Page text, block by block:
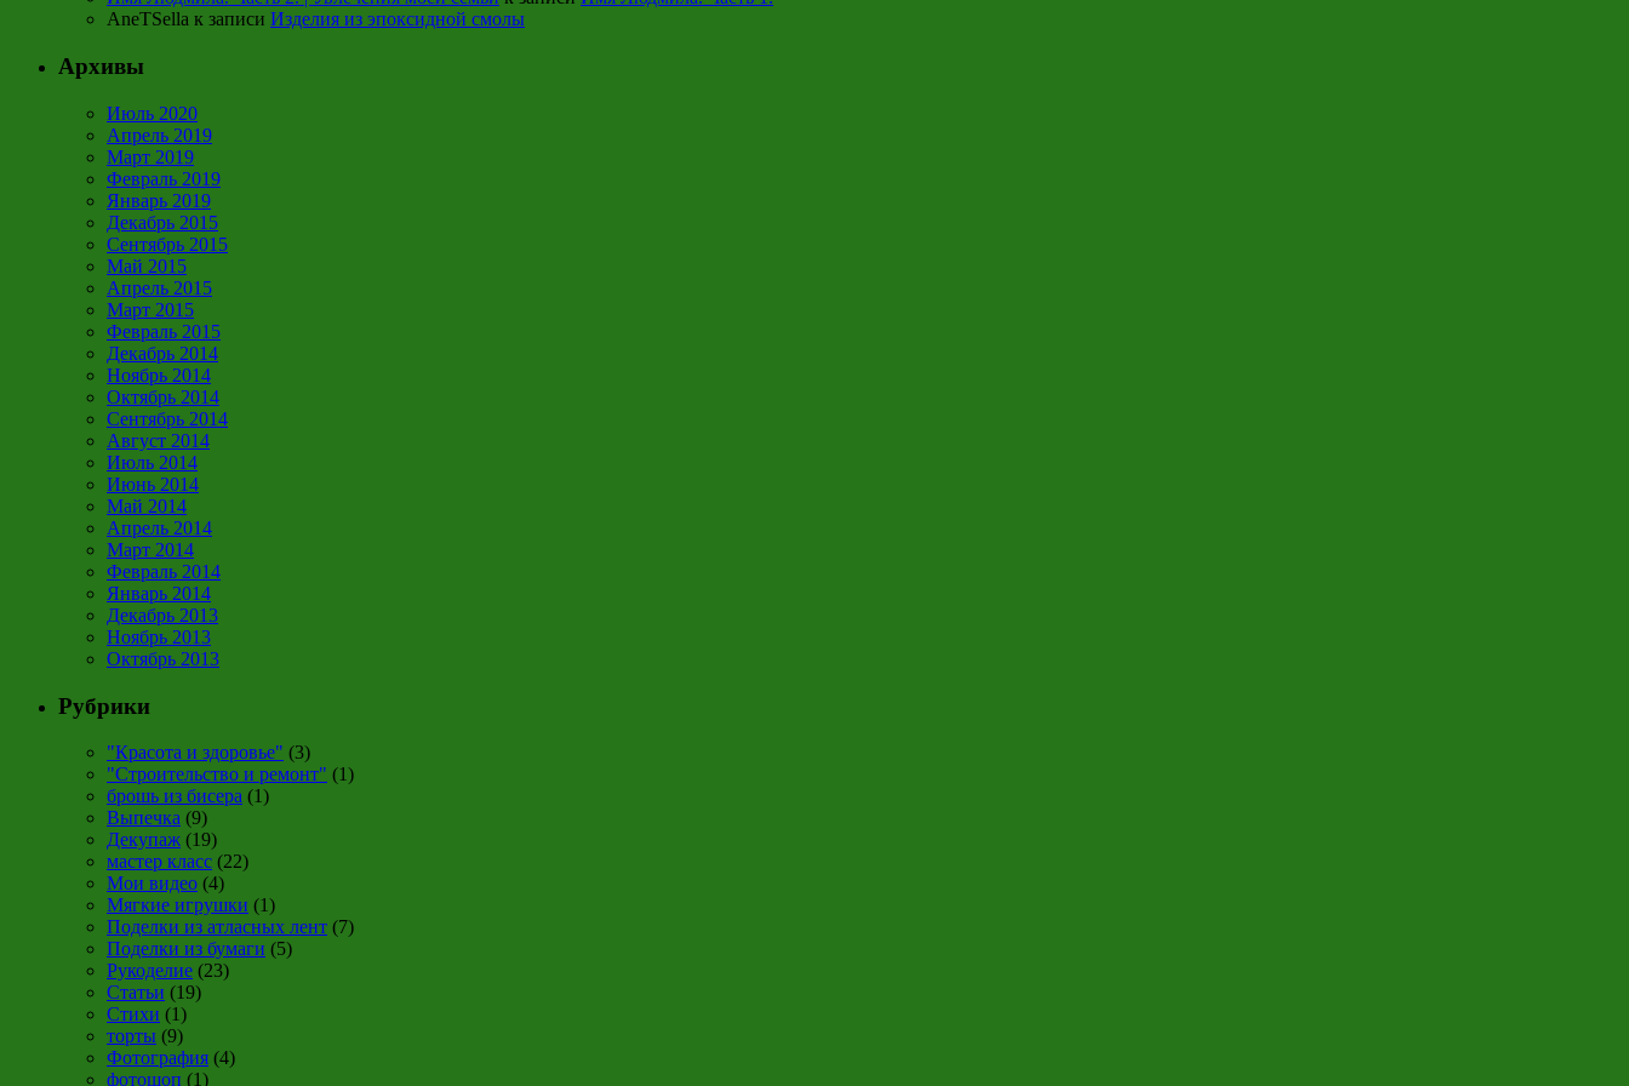
AneTSella к записи Изделия из эпоксидной смолы
Архивы
Июль 2020
Апрель 2019
Март 2019
Февраль 2019
Январь 2019
Декабрь 2015
Сентябрь 2015
Май 2015
Апрель 2015
Март 2015
Февраль 2015
Декабрь 2014
Ноябрь 2014
Октябрь 2014
Сентябрь 2014
Август 2014
Июль 2014
Июнь 2014
Май 2014
Апрель 2014
Март 2014
Февраль 2014
Январь 2014
Декабрь 2013
Ноябрь 2013
Октябрь 2013
Рубрики
"Красота и здоровье" (3)
"Строительство и ремонт" (1)
брошь из бисера (1)
Выпечка (9)
Декупаж (19)
мастер класс (22)
Мои видео (4)
Мягкие игрушки (1)
Поделки из атласных лент (7)
Поделки из бумаги (5)
Рукоделие (23)
Статьи (19)
Стихи (1)
торты (9)
Фотография (4)
фотошоп (1)